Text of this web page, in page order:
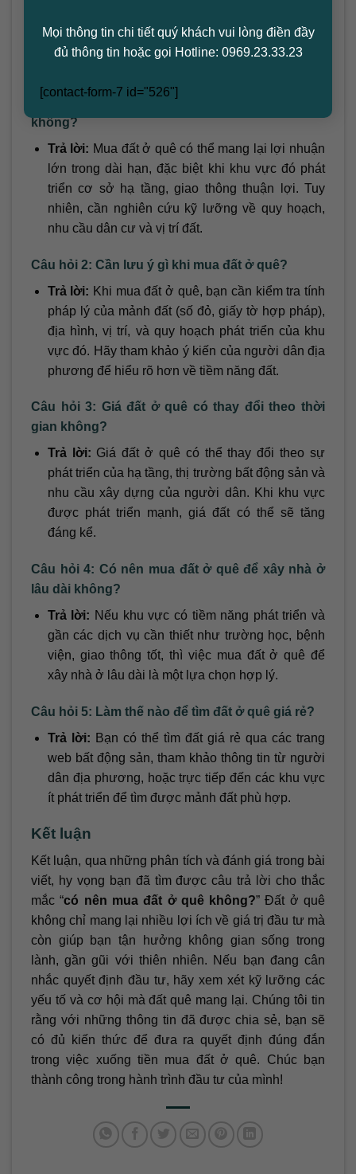
Mọi thông tin chi tiết quý khách vui lòng điền đầy
đủ thông tin hoặc gọi Hotline: 0969.23.33.23
[contact-form-7 id="526"]
3. Những câu hỏi và câu trả lời thường
Câu hỏi 1: Mua đất ở quê có tiềm năng sinh lợi
không?
Trả lời: Mua đất ở quê có thể mang lại lợi nhuận
lớn trong dài hạn, đặc biệt khi khu vực đó phát
triển cơ sở hạ tầng, giao thông thuận lợi. Tuy
nhiên, cần nghiên cứu kỹ lưỡng về quy hoạch,
nhu cầu dân cư và vị trí đất.
Câu hỏi 2: Cần lưu ý gì khi mua đất ở quê?
Trả lời: Khi mua đất ở quê, bạn cần kiểm tra tính
pháp lý của mảnh đất (số đỏ, giấy tờ hợp pháp),
địa hình, vị trí, và quy hoạch phát triển của khu
vực đó. Hãy tham khảo ý kiến của người dân địa
phương để hiểu rõ hơn về tiềm năng đất.
Câu hỏi 3: Giá đất ở quê có thay đổi theo thời
gian không?
Trả lời: Giá đất ở quê có thể thay đổi theo sự
phát triển của hạ tầng, thị trường bất động sản và
nhu cầu xây dựng của người dân. Khi khu vực
được phát triển mạnh, giá đất có thể sẽ tăng
đáng kể.
Câu hỏi 4: Có nên mua đất ở quê để xây nhà ở
lâu dài không?
Trả lời: Nếu khu vực có tiềm năng phát triển và
gần các dịch vụ cần thiết như trường học, bệnh
viện, giao thông tốt, thì việc mua đất ở quê để
xây nhà ở lâu dài là một lựa chọn hợp lý.
Câu hỏi 5: Làm thế nào để tìm đất ở quê giá rẻ?
Trả lời: Bạn có thể tìm đất giá rẻ qua các trang
web bất động sản, tham khảo thông tin từ người
dân địa phương, hoặc trực tiếp đến các khu vực
ít phát triển để tìm được mảnh đất phù hợp.
Kết luận
Kết luận, qua những phân tích và đánh giá trong bài
viết, hy vọng bạn đã tìm được câu trả lời cho thắc
mắc “có nên mua đất ở quê không?” Đất ở quê
không chỉ mang lại nhiều lợi ích về giá trị đầu tư mà
còn giúp bạn tận hưởng không gian sống trong
lành, gần gũi với thiên nhiên. Nếu bạn đang cân
nhắc quyết định đầu tư, hãy xem xét kỹ lưỡng các
yếu tố và cơ hội mà đất quê mang lại. Chúng tôi tin
rằng với những thông tin đã được chia sẻ, bạn sẽ
có đủ kiến thức để đưa ra quyết định đúng đắn
trong việc xuống tiền mua đất ở quê. Chúc bạn
thành công trong hành trình đầu tư của mình!